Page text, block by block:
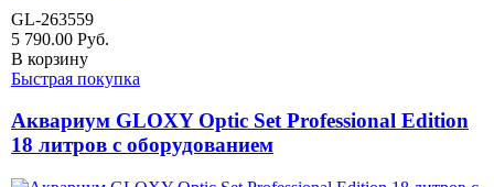
GL-263559
5 790.00 Руб.
В корзину
Быстрая покупка
Аквариум GLOXY Optic Set Professional Edition
18 литров с оборудованием